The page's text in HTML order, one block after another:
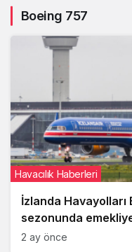
Boeing 757
İzlanda Havayolları
sezonunda
Havacılık Haberleri
2 ay önce